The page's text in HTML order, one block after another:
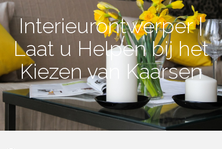
Interieurontwerper |
Laat u Helpen bij het
Kiezen van Kaarsen